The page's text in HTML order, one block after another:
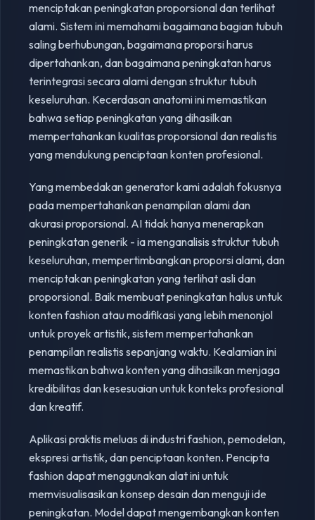
menciptakan peningkatan proporsional dan terlihat
alami. Sistem ini memahami bagaimana bagian tubuh
saling berhubungan, bagaimana proporsi harus
dipertahankan, dan bagaimana peningkatan harus
terintegrasi secara alami dengan struktur tubuh
keseluruhan. Kecerdasan anatomi ini memastikan
bahwa setiap peningkatan yang dihasilkan
mempertahankan kualitas proporsional dan realistis
yang mendukung penciptaan konten profesional.
Yang membedakan generator kami adalah fokusnya
pada mempertahankan penampilan alami dan
akurasi proporsional. AI tidak hanya menerapkan
peningkatan generik - ia menganalisis struktur tubuh
keseluruhan, mempertimbangkan proporsi alami, dan
menciptakan peningkatan yang terlihat asli dan
proporsional. Baik membuat peningkatan halus untuk
konten fashion atau modifikasi yang lebih menonjol
untuk proyek artistik, sistem mempertahankan
penampilan realistis sepanjang waktu. Kealamian ini
memastikan bahwa konten yang dihasilkan menjaga
kredibilitas dan kesesuaian untuk konteks profesional
dan kreatif.
Aplikasi praktis meluas di industri fashion, pemodelan,
ekspresi artistik, dan penciptaan konten. Pencipta
fashion dapat menggunakan alat ini untuk
memvisualisasikan konsep desain dan menguji ide
peningkatan. Model dapat mengembangkan konten